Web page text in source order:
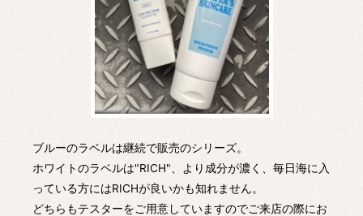
ブルーのラベルは継続で販売のシリーズ。
ホワイトのラベルは"RICH"、より成分が濃く、毎日海に入
っている方にはRICHが良いかも知れません。
どちらもテスターをご用意していますのでご来店の際にお